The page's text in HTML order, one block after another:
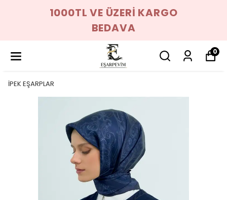
1000TL VE ÜZERİ KARGO
BEDAVA
0
İPEK EŞARPLAR